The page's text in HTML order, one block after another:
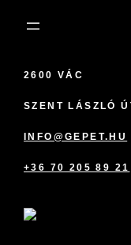
2600 VÁC
SZENT LÁSZLÓ
INFO@GEPET.HU
+36 70 205 89 21